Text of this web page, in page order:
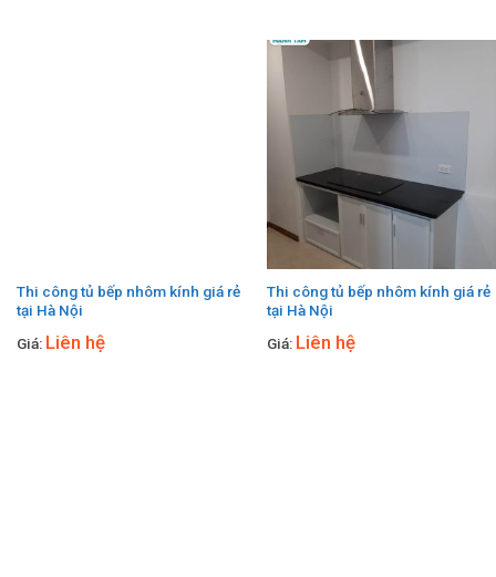
Thi công tủ bếp nhôm kính giá rẻ
tại Hà Nội
Giá: Liên hệ
Thi công tủ bếp nhôm kính giá rẻ
tại Hà Nội
Giá: Liên hệ